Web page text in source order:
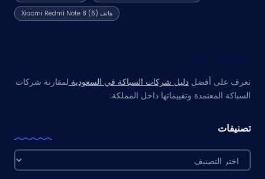
هاتف Xiaomi Redmi Note 8 (6)
تعرف على أفضل دليل شركات السباكة في السعودية لمقارنة شركات
السباكة المعتمدة وتقييماتها داخل المملكة.
تصنيفات
تصنيفات